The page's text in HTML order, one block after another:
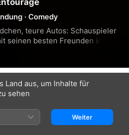
·Comedy
teure Autos: Schauspieler
seinen besten Freunden im
Land aus, um Inhalte für
sehen
Weiter